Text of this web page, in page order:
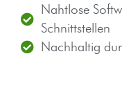
Nahtlose
Schnittstellen
Nachhaltig